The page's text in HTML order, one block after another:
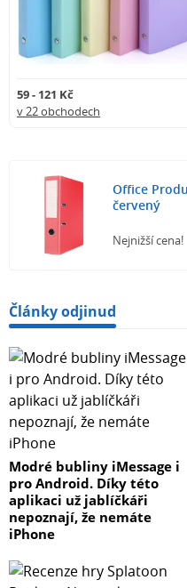
59 - 121 Kč
v 22 obchodech
Office
červený
Nejnižší cena!
Články odjinud
Modré bubliny iMessage i
pro Android. Díky této
aplikaci už jablíčkáři
nepoznají, že nemáte
iPhone